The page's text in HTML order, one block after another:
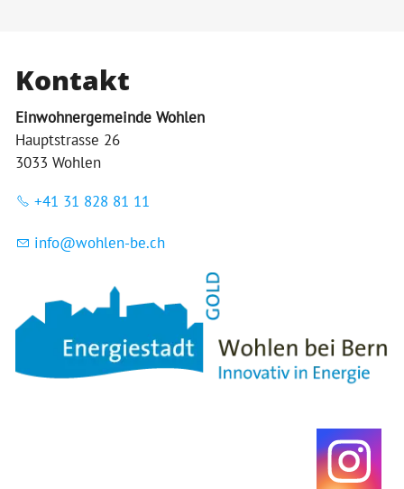
Kontakt
Einwohnergemeinde Wohlen
Hauptstrasse 26
3033 Wohlen
+41 31 828 81 11
nf w hl n-b ch